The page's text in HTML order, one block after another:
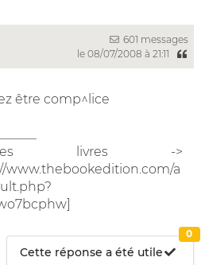
601 messages
le 08/07/2008 à 21:11
être comp^lice
livres ->
www.thebookedition.com/a
Cette réponse a été utile
0